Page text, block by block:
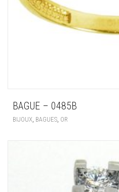
BAGUE – 0485B
BIJOUX BAGUES OR